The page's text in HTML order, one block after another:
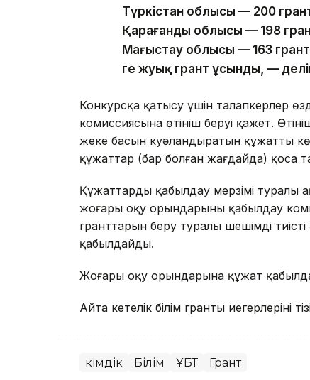
Түркістан облысы — 200
Қарағанды облысы — 198
Маңғыстау облысы — 163 грант
ге жуық грант ұсынды, —
Конкурсқа қатысу үшін талапкерлер
комиссиясына өтініш беруі қажет.
жеке басын куәландыратын құжаттың
құжаттар (бар болған жағдайда) қоса
Құжаттарды қабылдау мерзімі туралы
жоғары оқу орындарының қабылдау
гранттарын беру туралы шешімді
қабылдайды.
Жоғары оқу орындарына құжат
Айта кетелік білім гранты иегерлерінің
Әкімдік Білім ҰБТ Грант